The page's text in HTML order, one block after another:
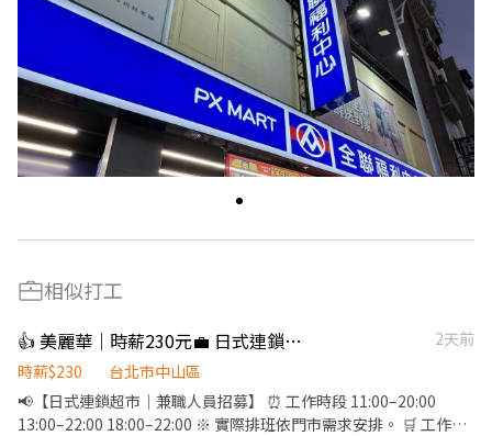
相似打工
👍 美麗華｜時薪230元💼 日式連鎖超市PT｜部門自選
2天前
時薪$230
台北市中山區
📢【日式連鎖超市｜兼職人員招募】 ⏰ 工作時段 11:00–20:00
13:00–22:00 18:00–22:00 ※ 實際排班依門市需求安排。 🛒 工作內